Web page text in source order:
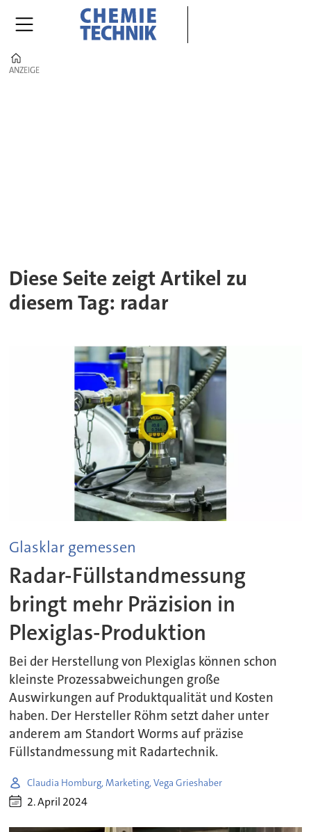
ANZEIGE
ANZEIGE
Diese Seite zeigt Artikel zu
diesem Tag: radar
Glasklar gemessen
Radar-Füllstandmessung
bringt mehr Präzision in
Plexiglas-Produktion
Bei der Herstellung von Plexiglas können schon
kleinste Prozessabweichungen große
Auswirkungen auf Produktqualität und Kosten
haben. Der Hersteller Röhm setzt daher unter
anderem am Standort Worms auf präzise
Füllstandmessung mit Radartechnik.
Claudia Homburg, Marketing, Vega Grieshaber
2. April 2024